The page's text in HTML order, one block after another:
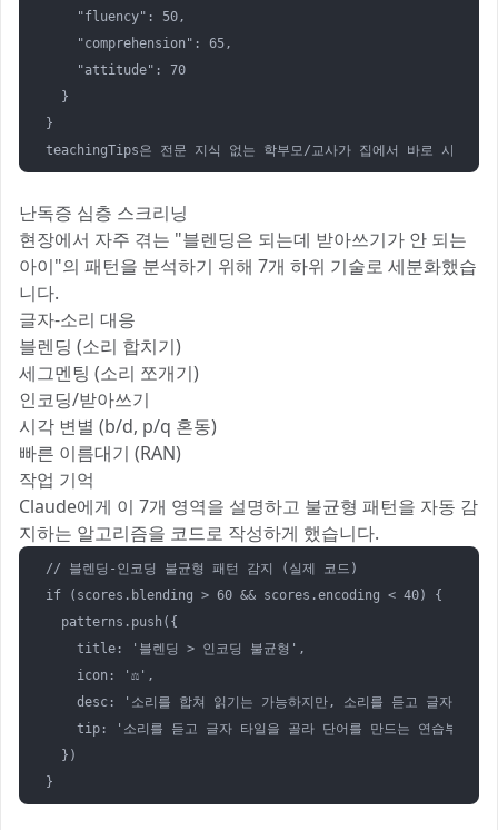
    "fluency": 50,
    "comprehension": 65,
    "attitude": 70
  }
}
teachingTips은 전문 지식 없는 학부모/교사가 집에서 바로 시도할
난독증 심층 스크리닝
현장에서 자주 겪는 "블렌딩은 되는데 받아쓰기가 안 되는
아이"의 패턴을 분석하기 위해 7개 하위 기술로 세분화했습
니다.
글자-소리 대응
블렌딩 (소리 합치기)
세그멘팅 (소리 쪼개기)
인코딩/받아쓰기
시각 변별 (b/d, p/q 혼동)
빠른 이름대기 (RAN)
작업 기억
Claude에게 이 7개 영역을 설명하고 불균형 패턴을 자동 감
지하는 알고리즘을 코드로 작성하게 했습니다.
// 블렌딩-인코딩 불균형 패턴 감지 (실제 코드)
if (scores.blending > 60 && scores.encoding < 40) {
  patterns.push({
    title: '블렌딩 > 인코딩 불균형',
    icon: '⚖️',
desc: '소리를 합쳐 읽기는 가능하지만, 소리를 듣고 글자로 쓰
tip: '소리를 듣고 글자 타일을 골라 단어를 만드는 연습부터 시
  })
}